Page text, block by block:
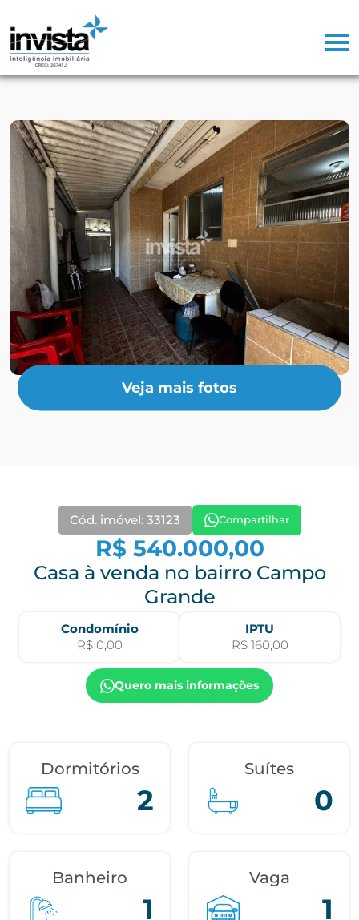
Veja mais fotos
Cód. imóvel: 33123 Compartilhar
R$ 540.000,00
Casa à venda no bairro Campo
Grande
Condomínio
R$ 0,00
IPTU
R$ 160,00
Quero mais informações
Dormitórios
2
Suítes
0
Banheiro
1
Vaga
1